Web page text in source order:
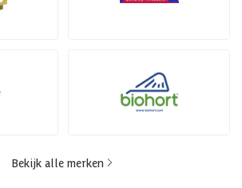
Bekijk alle merken